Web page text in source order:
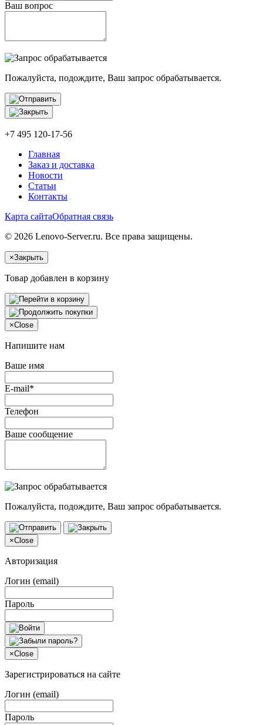
Ваш вопрос
Пожалуйста, подождите, Ваш запрос обрабатывается.
+7 495 120-17-56
Главная
Заказ и доставка
Новости
Статьи
Контакты
Карта сайтаОбратная связь
© 2026 Lenovo-Server.ru. Все права защищены.
×Закрыть
Товар добавлен в корзину
×Close
Напишите нам
Ваше имя
E-mail*
Телефон
Ваше сообщение
Пожалуйста, подождите, Ваш запрос обрабатывается.
×Close
Авторизация
Логин (email)
Пароль
×Close
Зарегистрироваться на сайте
Логин (email)
Пароль